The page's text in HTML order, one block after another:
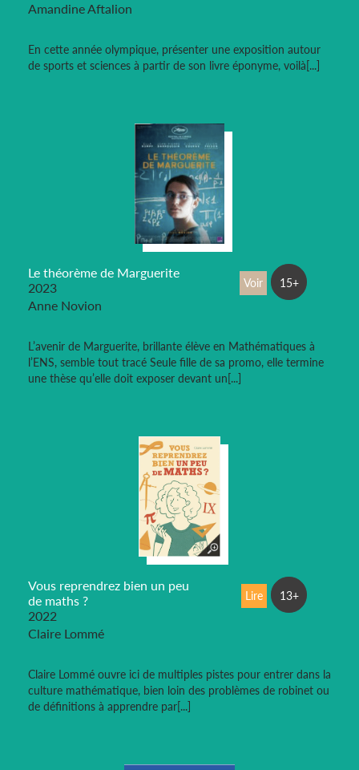
Amandine Aftalion
En cette année olympique, présenter une exposition autour
de sports et sciences à partir de son livre éponyme, voilà[...]
Le théorème de Marguerite
2023
Anne Novion
L’avenir de Marguerite, brillante élève en Mathématiques à
l’ENS, semble tout tracé Seule fille de sa promo, elle termine
une thèse qu’elle doit exposer devant un[...]
Voir 15+
Vous reprendrez bien un peu
de maths ?
2022
Claire Lommé
Claire Lommé ouvre ici de multiples pistes pour entrer dans la
culture mathématique, bien loin des problèmes de robinet ou
de définitions à apprendre par[...]
Lire 13+